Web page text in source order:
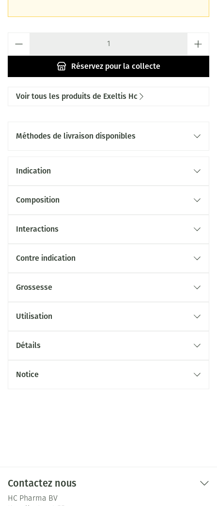
Réservez pour la collecte
Voir tous les produits de Exeltis Hc
Méthodes de livraison disponibles
Indication
Composition
Interactions
Contre indication
Grossesse
Utilisation
Détails
Notice
Contactez nous
HC Pharma BV